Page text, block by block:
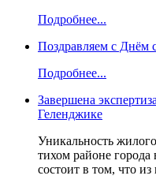
Подробнее...
Поздравляем с Днём
Подробнее...
Завершена
Геленджике
Уникальность
тихом районе города
состоит в том, что